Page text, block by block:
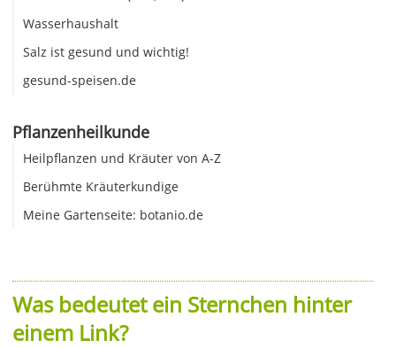
Wasserhaushalt
Salz ist gesund und wichtig!
gesund-speisen.de
Pflanzenheilkunde
Heilpflanzen und Kräuter von A-Z
Berühmte Kräuterkundige
Meine Gartenseite: botanio.de
Was bedeutet ein Sternchen hinter
einem Link?